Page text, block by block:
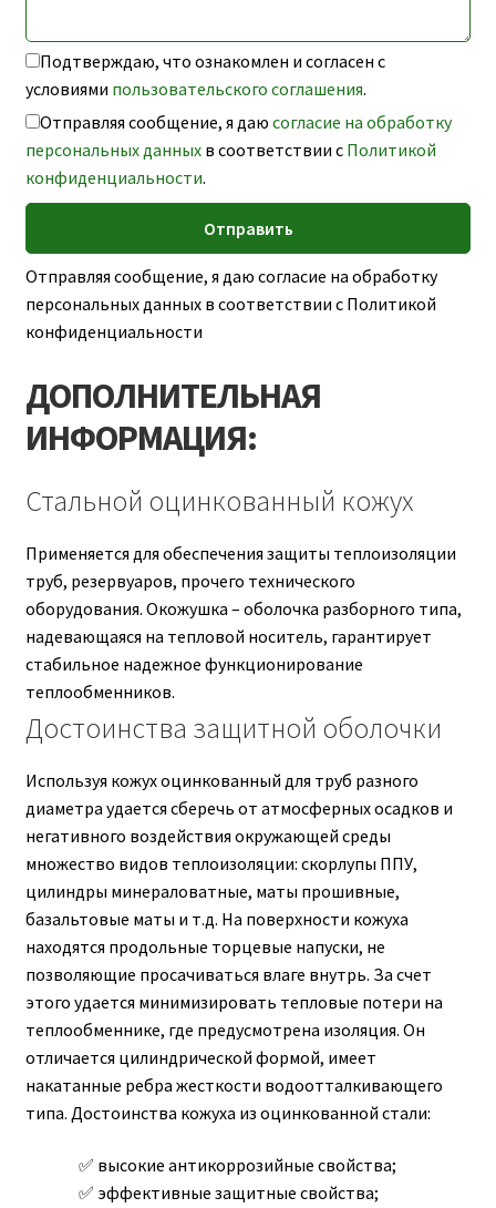
Подтверждаю, что ознакомлен и согласен с
условиями пользовательского соглашения.
Отправляя сообщение, я даю согласие на обработку
персональных данныхв соответствии с Политикой
конфиденциальности.
Отправляя сообщение, я даю согласие на обработку
персональных данных в соответствии с Политикой
конфиденциальности
ДОПОЛНИТЕЛЬНАЯ
ИНФОРМАЦИЯ:
Стальной оцинкованный кожух
Применяется для обеспечения защиты теплоизоляции
труб, резервуаров, прочего технического
оборудования. Окожушка – оболочка разборного типа,
надевающаяся на тепловой носитель, гарантирует
стабильное надежное функционирование
теплообменников.
Достоинства защитной оболочки
Используя кожух оцинкованный для труб разного
диаметра удается сберечь от атмосферных осадков и
негативного воздействия окружающей среды
множество видов теплоизоляции: скорлупы ППУ,
цилиндры минераловатные, маты прошивные,
базальтовые маты и т.д. На поверхности кожуха
находятся продольные торцевые напуски, не
позволяющие просачиваться влаге внутрь. За счет
этого удается минимизировать тепловые потери на
теплообменнике, где предусмотрена изоляция. Он
отличается цилиндрической формой, имеет
накатанные ребра жесткости водоотталкивающего
типа. Достоинства кожуха из оцинкованной стали:
высокие антикоррозийные свойства;
эффективные защитные свойства;